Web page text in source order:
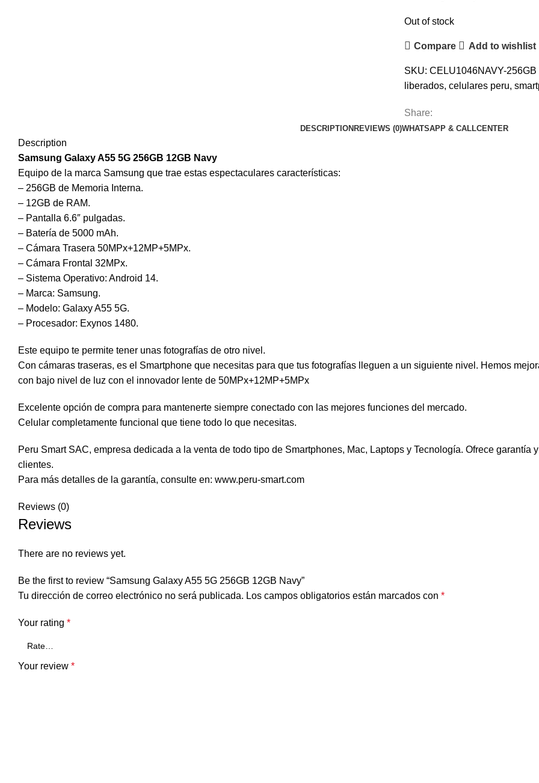
Out of stock
Compare Add to wishlist
SKU: CELU1046NAVY-256GB
liberados, celulares peru,
Share:
DESCRIPTION REVIEWS (0)WHATSAPP & CALLCENTER
Description
Samsung Galaxy A55 5G 256GB 12GB Navy
Equipo de la marca Samsung que trae estas espectaculares características:
– 256GB de Memoria Interna.
– 12GB de RAM.
– Pantalla 6.6″ pulgadas.
– Batería de 5000 mAh.
– Cámara Trasera 50MPx+12MP+5MPx.
– Cámara Frontal 32MPx.
– Sistema Operativo: Android 14.
– Marca: Samsung.
– Modelo: Galaxy A55 5G.
– Procesador: Exynos 1480.
Este equipo te permite tener unas fotografías de otro nivel.
Con cámaras traseras, es el Smartphone que necesitas para que tus fotografías lleguen a un siguiente nivel. Hemos
con bajo nivel de luz con el innovador lente de 50MPx+12MP+5MPx
Excelente opción de compra para mantenerte siempre conectado con las mejores funciones del mercado.
Celular completamente funcional que tiene todo lo que necesitas.
Peru Smart SAC, empresa dedicada a la venta de todo tipo de Smartphones, Mac, Laptops y Tecnología. Ofrece
clientes.
Para más detalles de la garantía, consulte en: www.peru-smart.com
Reviews (0)
Reviews
There are no reviews yet.
Be the first to review “Samsung Galaxy A55 5G 256GB 12GB Navy”
Tu dirección de correo electrónico no será publicada. Los campos obligatorios están marcados con *
Your rating *
Your review *